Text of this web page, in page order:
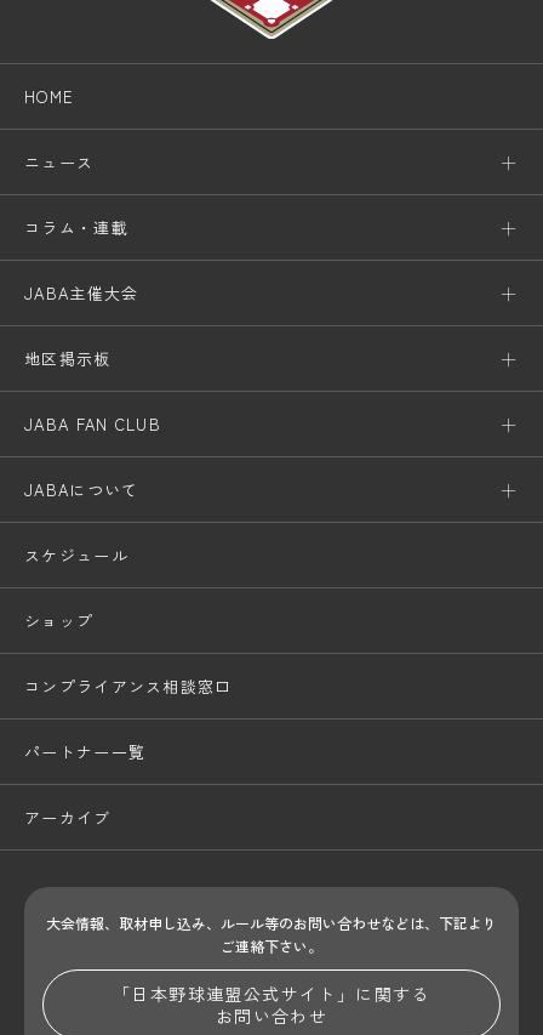
HOME
ニュース
コラム・連載
JABA主催大会
地区掲示板
JABA FAN CLUB
JABAについて
スケジュール
ショップ
コンプライアンス相談窓口
パートナー一覧
アーカイブ
大会情報、取材申し込み、ルール等のお問い合わせなどは、下記より
ご連絡下さい。
「日本野球連盟公式サイト」に関する
お問い合わせ